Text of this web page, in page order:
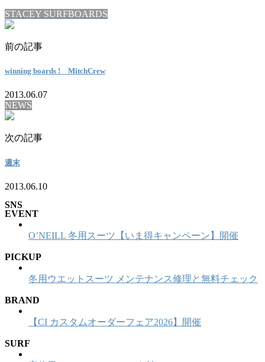
STACEY SURFBOARDS
前の記事
winning boards ! MitchCrew
2013.06.07
NEWS
次の記事
週末
2013.06.10
SNS
EVENT
O’NEILL 冬用スーツ【いま得キャンペーン】開催
PICKUP
冬用ウエットスーツ メンテナンス修理と無料チェック
BRAND
【CI カスタムオーダーフェア2026】開催
SURF